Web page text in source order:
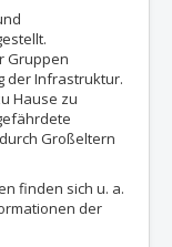
Gruppen
der Infrastruktur.
Hause zu
Großeltern
finden sich u. a.
der